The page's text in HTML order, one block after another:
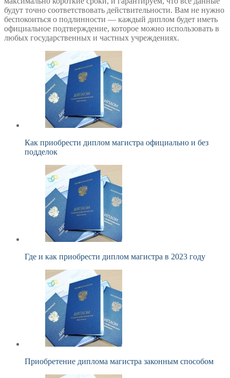
будут точно соответствовать действительности. Вам не нужно
беспокоиться о подлинности — каждый диплом будет иметь
официальное подтверждение, которое можно использовать в
любых государственных и частных учреждениях.
Как приобрести диплом магистра официально и без
подделок
Где и как приобрести диплом магистра в 2023 году
Приобретение диплома магистра законным способом